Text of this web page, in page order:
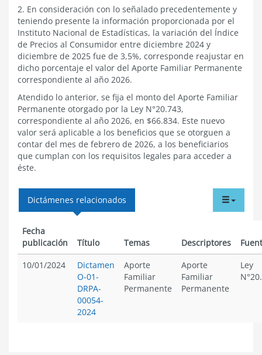
2. En consideración con lo señalado precedentemente y
teniendo presente la información proporcionada por el
Instituto Nacional de Estadísticas, la variación del Índice
de Precios al Consumidor entre diciembre 2024 y
diciembre de 2025 fue de 3,5%, corresponde reajustar en
dicho porcentaje el valor del Aporte Familiar Permanente
correspondiente al año 2026.
Atendido lo anterior, se fija el monto del Aporte Familiar
Permanente otorgado por la Ley N°20.743,
correspondiente al año 2026, en $66.834. Este nuevo
valor será aplicable a los beneficios que se otorguen a
contar del mes de febrero de 2026, a los beneficiarios
que cumplan con los requisitos legales para acceder a
éste.
menu
Dictámenes relacionados
Fecha
publicación
Título Temas Descriptores
10/01/2024
Dictamen
O-01-
DRPA-
00054-
2024
Aporte
Familiar
Permanente
Aporte
Familiar
Permanente
Ley